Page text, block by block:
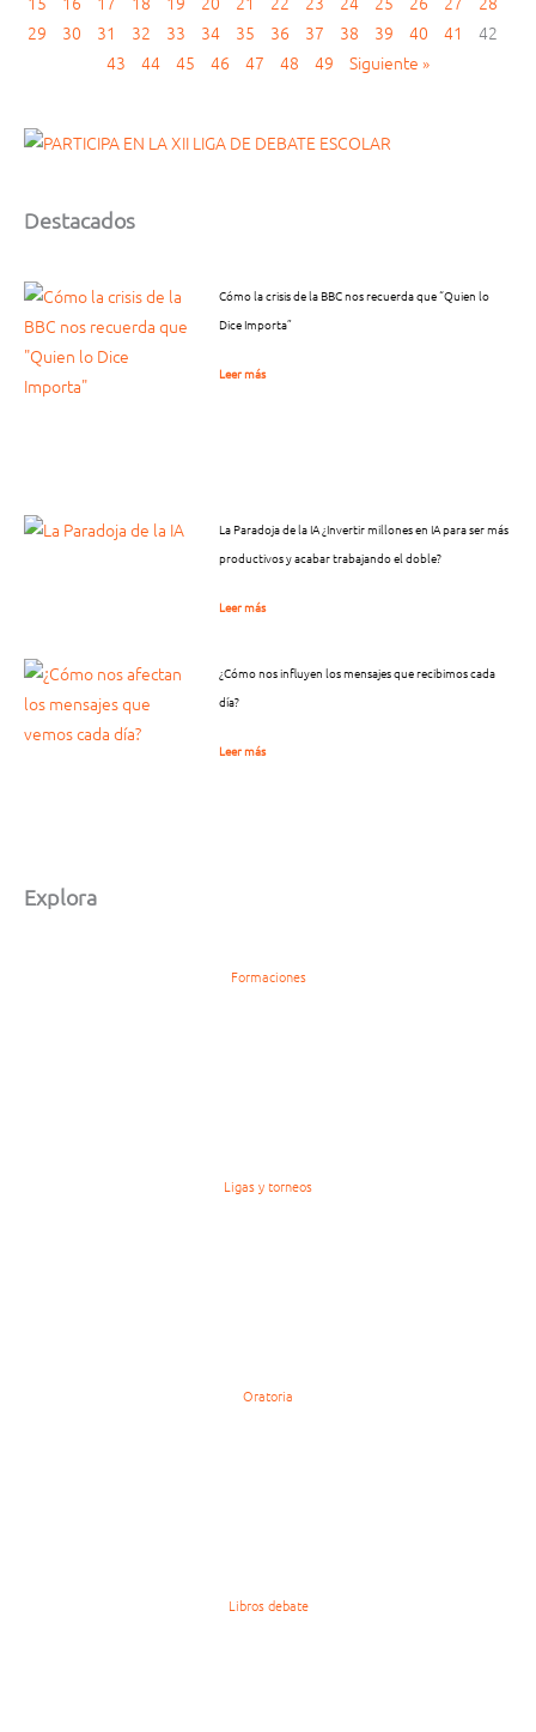
29
30 31 32 33 34 35 36 37 38 39 40 41
42
43
44 45 46 47 48 49 Siguiente »
Destacados
Cómo la crisis de la BBC nos recuerda que “Quien lo
Dice Importa”
Leer más
La Paradoja de la IA ¿Invertir millones en IA para ser más
productivos y acabar trabajando el doble?
Leer más
¿Cómo nos influyen los mensajes que recibimos cada
día?
Leer más
Explora
Formaciones
Ligas y torneos
Oratoria
Libros debate